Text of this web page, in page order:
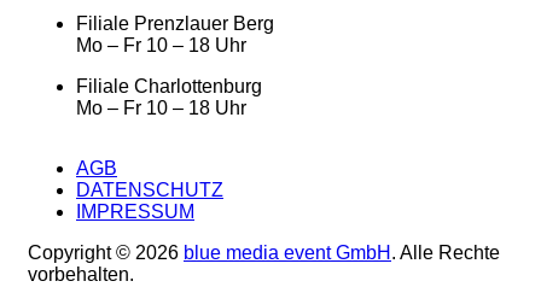
Filiale Prenzlauer Berg
Mo – Fr 10 – 18 Uhr
Filiale Charlottenburg
Mo – Fr 10 – 18 Uhr
AGB
DATENSCHUTZ
IMPRESSUM
Copyright © 2026 blue media event GmbH . Alle Rechte
vorbehalten.